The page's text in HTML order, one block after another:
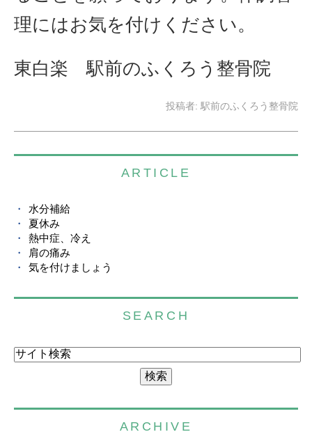
理にはお気を付けください。
東白楽 駅前のふくろう整骨院
投稿者: 駅前のふくろう整骨院
ARTICLE
水分補給
夏休み
熱中症、冷え
肩の痛み
気を付けましょう
SEARCH
ARCHIVE